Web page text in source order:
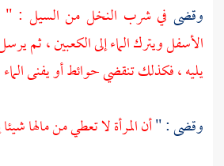
وقضى في شرب النخل من السيل : "
الأسفل ويترك الماء إلى الكعبين ، ثم
يليه ، فكذلك تنقضي حوائط أو يفنى الماء
وقضى : "أن المرأة لا تعطي من مالها